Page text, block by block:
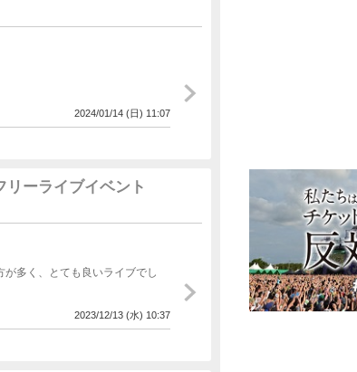
2024/01/14 (日) 11:07
ーライブイベント
多く、とても良いライブでし
2023/12/13 (水) 10:37